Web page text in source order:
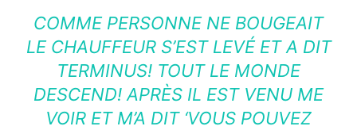
COMME PERSONNE NE BOUGEAIT
LE CHAUFFEUR S’EST LEVÉ ET A DIT
TERMINUS! TOUT LE MONDE
DESCEND! APRÈS IL EST VENU ME
VOIR ET M’A DIT ‘VOUS POUVEZ